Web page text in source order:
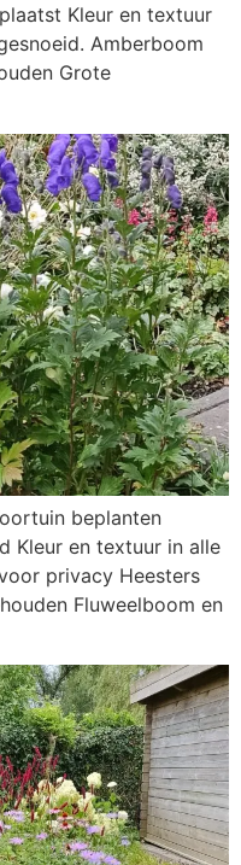
Kleur en textuur
Amberboom
Grote
beplanten
Kleur en textuur in alle
privacy Heesters
Fluweelboom en